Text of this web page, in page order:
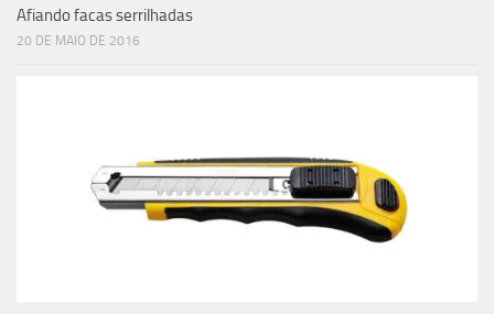
Afiando facas serrilhadas
20 DE MAIO DE 2016